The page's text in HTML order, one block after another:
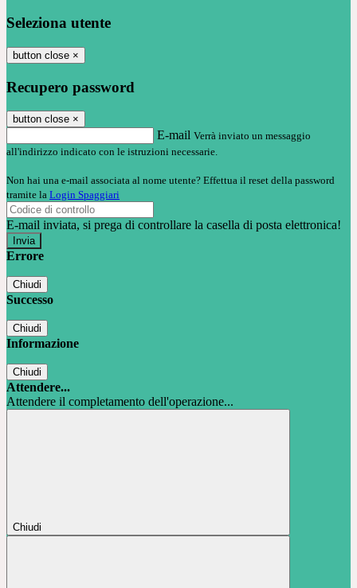
Seleziona utente
button close ×
Recupero password
button close ×
E-mail Verrà inviato un messaggio
all'indirizzo indicato con le istruzioni necessarie.
Non hai una e-mail associata al nome utente? Effettua il reset della password
tramite la Login Spaggiari
E-mail inviata, si prega di controllare la casella di posta elettronica!
Errore
Chiudi
Successo
Chiudi
Informazione
Chiudi
Attendere...
Attendere il completamento dell'operazione...
Chiudi